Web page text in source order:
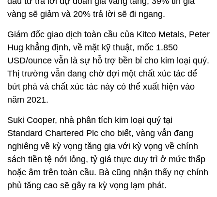
năm 2021.
Standard Chartered Plc cho biết, vàng vẫn đang
nghiêng về kỳ vọng tăng gia với kỳ vọng về chính
sách tiền tệ nới lỏng, tỷ giá thực duy trì ở mức thấp
hoặc âm trên toàn cầu. Bà cũng nhận thấy nợ chính
phủ tăng cao sẽ gây ra kỳ vọng lạm phát.
các nhà đầu tư đổ tiền vào các loại tài sản khác
được hưởng lợi khi nền kinh tế đang phục hồi. Và
ngay cả trong một kịch bản mà đồng USD tiếp tục
suy yếu hoặc lạm phát tăng lên, vàng có thể có
nguy cơ thất bại trước Bitcoin như sự lựa chọn của
các nhà đầu tư.